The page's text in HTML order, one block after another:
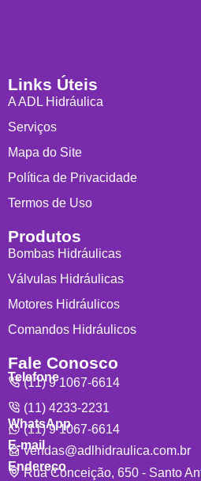
Links Úteis
A ADL Hidráulica
Serviços
Mapa do Site
Política de Privacidade
Termos de Uso
Produtos
Bombas Hidráulicas
Válvulas Hidráulicas
Motores Hidráulicos
Comandos Hidráulicos
Fale Conosco
Telefone
(11) 9 1067-6614
(11) 4233-2231
WhatsApp
(11) 9 1067-6614
E-mail
vendas@adlhidraulica.com.br
Endereço
Rua Conceição, 650 - Santo